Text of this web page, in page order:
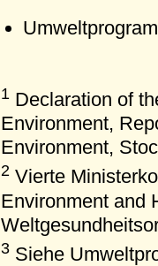
1 Declaration of
Environment,
Environment,
2 Vierte
Environment and
3 Siehe